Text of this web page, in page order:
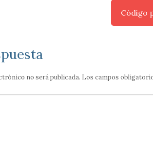
Código
no será publicada. Los campos